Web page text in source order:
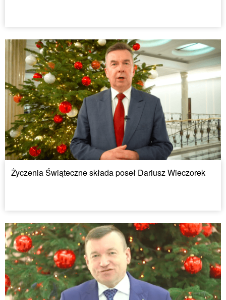
Życzenia Świąteczne składa poseł Dariusz Wieczorek